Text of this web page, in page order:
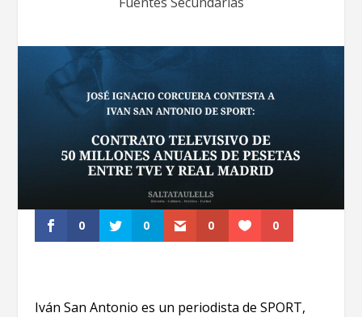
0 0 0 0
Iván San Antonio es un periodista de SPORT,